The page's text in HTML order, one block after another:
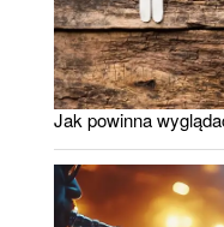
Jak powinna